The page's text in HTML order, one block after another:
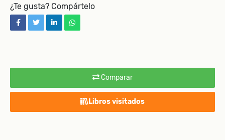
Comparar
Libros visitados
¿Te gusta? Compártelo
facebooktwitterlinkedinwhatsapp